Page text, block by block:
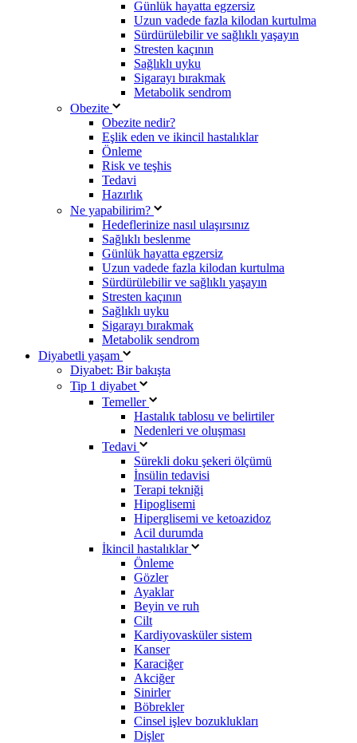
Günlük hayatta egzersiz
Uzun vadede fazla kilodan kurtulma
Sürdürülebilir ve sağlıklı yaşayın
Stresten kaçının
Sağlıklı uyku
Sigarayı bırakmak
Metabolik sendrom
Obezite
Obezite nedir?
Eşlik eden ve ikincil hastalıklar
Önleme
Risk ve teşhis
Tedavi
Hazırlık
Ne yapabilirim?
Hedeflerinize nasıl ulaşırsınız
Sağlıklı beslenme
Günlük hayatta egzersiz
Uzun vadede fazla kilodan kurtulma
Sürdürülebilir ve sağlıklı yaşayın
Stresten kaçının
Sağlıklı uyku
Sigarayı bırakmak
Metabolik sendrom
Diyabetli yaşam
Diyabet: Bir bakışta
Tip 1 diyabet
Temeller
Hastalık tablosu ve belirtiler
Nedenleri ve oluşması
Tedavi
Sürekli doku şekeri ölçümü
İnsülin tedavisi
Terapi tekniği
Hipoglisemi
Hiperglisemi ve ketoazidoz
Acil durumda
İkincil hastalıklar
Önleme
Gözler
Ayaklar
Beyin ve ruh
Cilt
Kardiyovasküler sistem
Kanser
Karaciğer
Akciğer
Sinirler
Böbrekler
Cinsel işlev bozuklukları
Dişler